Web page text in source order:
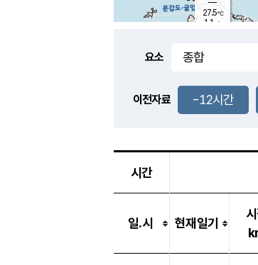
-
27.5℃
1.1 m/s
요소
이전자료 -12시간
시간
일.시 현재일기